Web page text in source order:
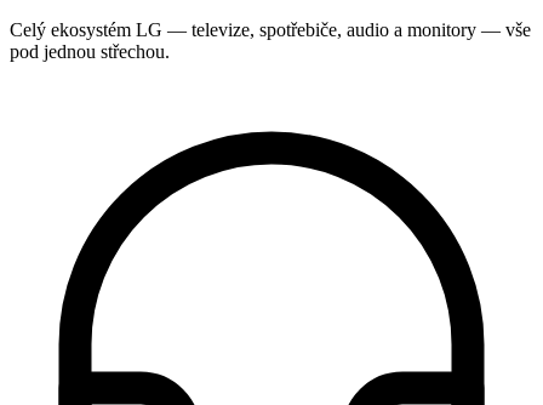
Celý ekosystém LG — televize, spotřebiče, audio a monitory — vše
pod jednou střechou.